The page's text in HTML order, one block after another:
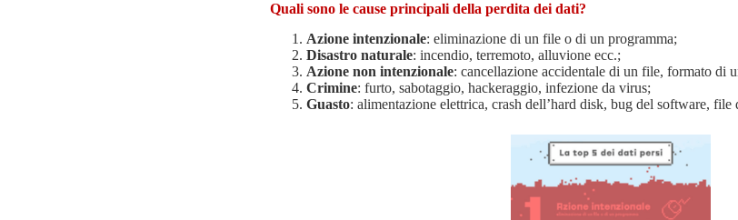
Quali sono le cause principali della perdita dei dati?
Azione intenzionale: eliminazione di un file o di un programma;
Disastro naturale: incendio, terremoto, alluvione ecc.;
Azione non intenzionale: cancellazione accidentale di un file, formato di
Crimine: furto, sabotaggio, hackeraggio, infezione da virus;
Guasto: alimentazione elettrica, crash dell’hard disk, bug del software, file